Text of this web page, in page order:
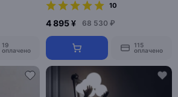
19
оплачено
10
4 895 ¥ 68 530 ₽
115
оплачено